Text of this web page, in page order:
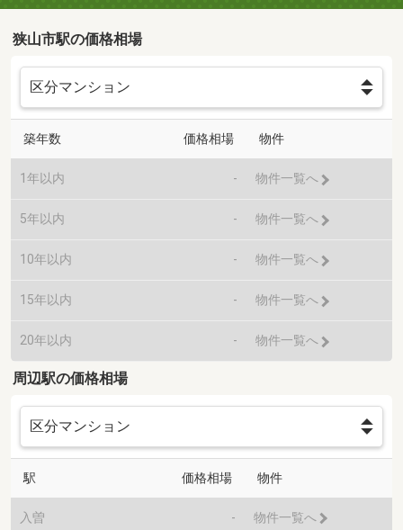
狭山市駅の価格相場
築年数 価格相場 物件
1年以内 - 物件一覧へ
5年以内 - 物件一覧へ
10年以内 - 物件一覧へ
15年以内 - 物件一覧へ
20年以内 - 物件一覧へ
周辺駅の価格相場
駅 価格相場 物件
入曽 - 物件一覧へ